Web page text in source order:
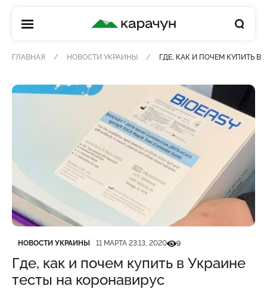
КАРАЧУН
ГЛАВНАЯ НОВОСТИ УКРАИНЫ ГДЕ, КАК И ПОЧЕМ КУПИТЬ В
Категория
НОВОСТИ УКРАИНЫ
Дата публикации 11 МАРТА 23:13, 2020Кількість переглядів
9
Где, как и почем купить в Украине
тесты на коронавирус